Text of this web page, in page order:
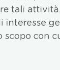
tali
interesse
scopo con